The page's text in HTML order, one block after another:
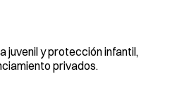
juvenil y protección infantil,
privados.